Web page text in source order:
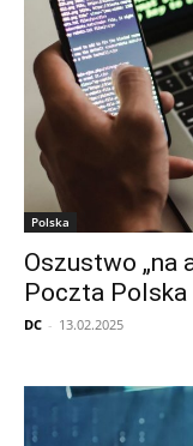
Polska
Oszustwo „na
Poczta Polska
DC - 13.02.2025